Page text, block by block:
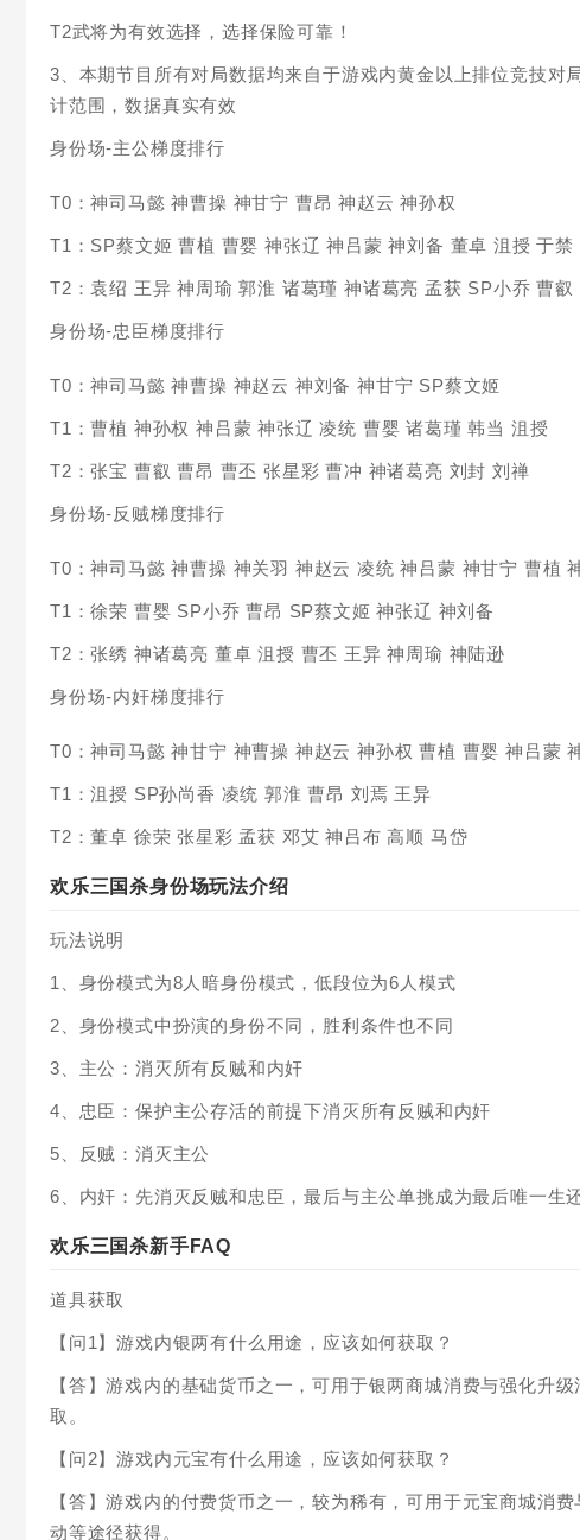
T2武将为有效选择，选择保险可靠！
3、本期节目所有对局数据均来自于游戏内黄金以上排位竞技
计范围，数据真实有效
身份场-主公梯度排行
T0：神司马懿 神曹操 神甘宁 曹昂 神赵云 神孙权
T1：SP蔡文姬 曹植 曹婴 神张辽 神吕蒙 神刘备 董卓 沮授 于禁
T2：袁绍 王异 神周瑜 郭淮 诸葛瑾 神诸葛亮 孟获 SP小乔 曹叡
身份场-忠臣梯度排行
T0：神司马懿 神曹操 神赵云 神刘备 神甘宁 SP蔡文姬
T1：曹植 神孙权 神吕蒙 神张辽 凌统 曹婴 诸葛瑾 韩当 沮授
T2：张宝 曹叡 曹昂 曹丕 张星彩 曹冲 神诸葛亮 刘封 刘禅
身份场-反贼梯度排行
T0：神司马懿 神曹操 神关羽 神赵云 凌统 神吕蒙 神甘宁 曹植
T1：徐荣 曹婴 SP小乔 曹昂 SP蔡文姬 神张辽 神刘备
T2：张绣 神诸葛亮 董卓 沮授 曹丕 王异 神周瑜 神陆逊
身份场-内奸梯度排行
T0：神司马懿 神甘宁 神曹操 神赵云 神孙权 曹植 曹婴 神吕蒙
T1：沮授 SP孙尚香 凌统 郭淮 曹昂 刘焉 王异
T2：董卓 徐荣 张星彩 孟获 邓艾 神吕布 高顺 马岱
欢乐三国杀身份场玩法介绍
玩法说明
1、身份模式为8人暗身份模式，低段位为6人模式
2、身份模式中扮演的身份不同，胜利条件也不同
3、主公：消灭所有反贼和内奸
4、忠臣：保护主公存活的前提下消灭所有反贼和内奸
5、反贼：消灭主公
6、内奸：先消灭反贼和忠臣，最后与主公单挑成为最后唯一生
欢乐三国杀新手FAQ
道具获取
【问1】游戏内银两有什么用途，应该如何获取？
【答】游戏内的基础货币之一，可用于银两商城消费与强化升
取。
【问2】游戏内元宝有什么用途，应该如何获取？
【答】游戏内的付费货币之一，较为稀有，可用于元宝商城消
动等途径获得。